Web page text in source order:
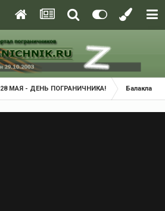
28 МАЯ - ДЕНЬ ПОГРАНИЧНИКА! Балаклава